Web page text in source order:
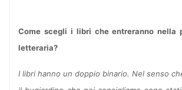
Come scegli i libri che entreranno nella
letteraria?
I libri hanno un doppio binario. Nel senso